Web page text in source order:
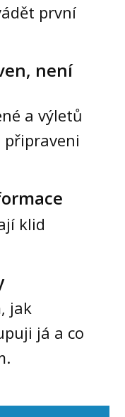
první
není
a výletů
klid
jak
já a co